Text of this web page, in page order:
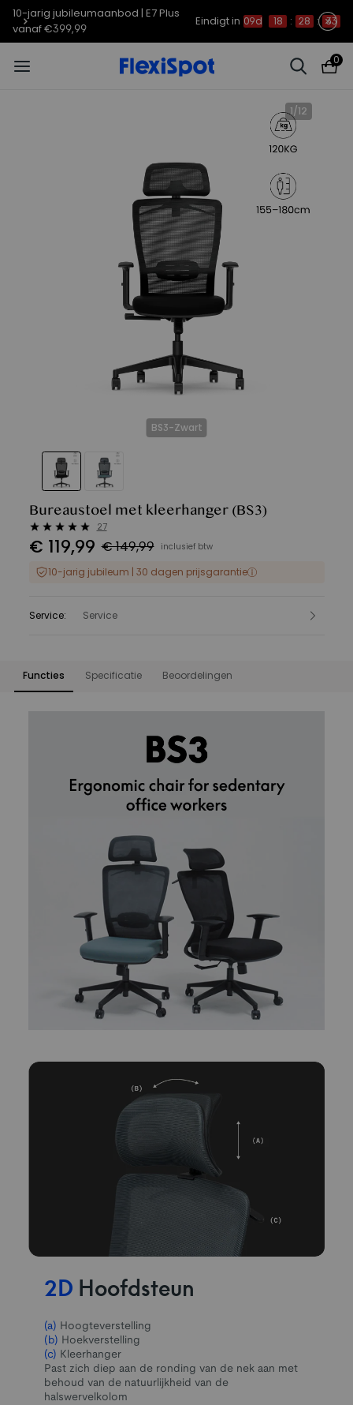
10-jarig jubileumaanbod | E7 Plus
vanaf €399,99
Eindigt in 09d 18 : 28 : 33
0
1/12
BS3-Zwart
Bureaustoel met kleerhanger (BS3)
27
€ 119,99 € 149,99 inclusief btw
10-jarig jubileum | 30 dagen prijsgarantie
Service: Service
Functies Specificatie Beoordelingen
2D Hoofdsteun
(a) Hoogteverstelling
(b) Hoekverstelling
(c) Kleerhanger
Past zich diep aan de ronding van de nek aan met
behoud van de natuurlijkheid van de
halswervelkolom